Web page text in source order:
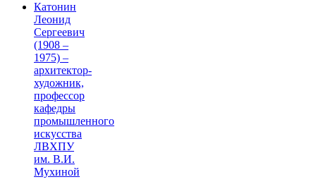
Катонин
Леонид
Сергеевич
(1908 –
1975) –
архитектор-
художник,
профессор
кафедры
промышленного
искусства
ЛВХПУ
им. В.И.
Мухиной